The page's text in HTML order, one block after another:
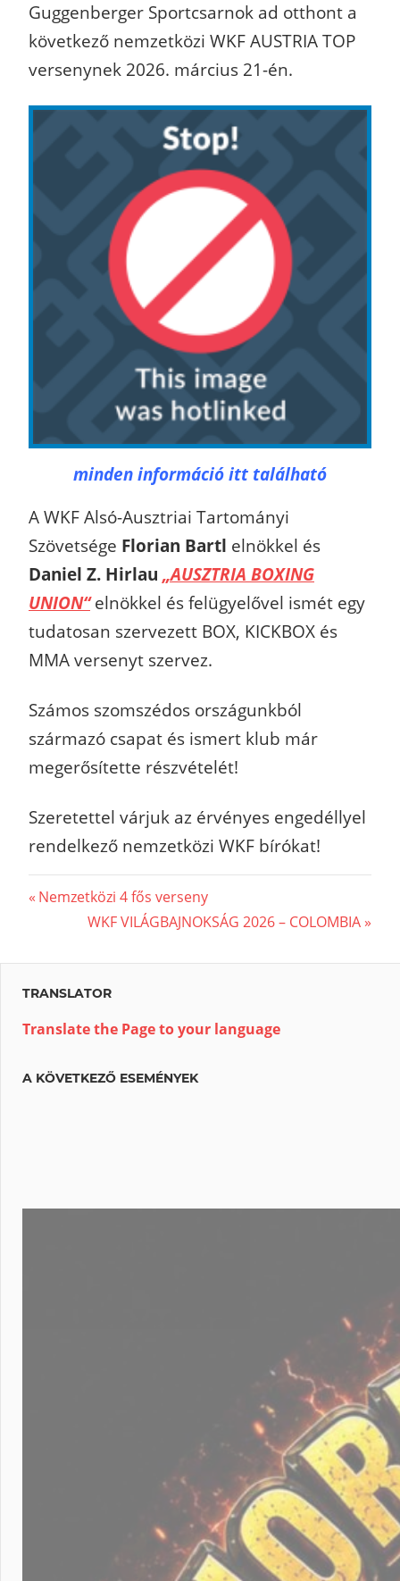
Guggenberger Sportcsarnok ad otthont a
következő nemzetközi WKF AUSTRIA TOP
versenynek 2026. március 21-én.
minden információ itt található
A WKF Alsó-Ausztriai Tartományi
Szövetsége Florian Bartl elnökkel és
Daniel Z. Hirlau „AUSZTRIA BOXING
UNION“elnökkel és felügyelővel ismét egy
tudatosan szervezett BOX, KICKBOX és
MMA versenyt szervez.
Számos szomszédos országunkból
származó csapat és ismert klub már
megerősítette részvételét!
Szeretettel várjuk az érvényes engedéllyel
rendelkező nemzetközi WKF bírókat!
Beitragsnavigation
Vorheriger
Beitrag:
Nemzetközi 4 fős verseny
Nächster
WKF VILÁGBAJNOKSÁG 2026 – COLOMBIA
TRANSLATOR
Translate the Page to your language
A KÖVETKEZŐ ESEMÉNYEK